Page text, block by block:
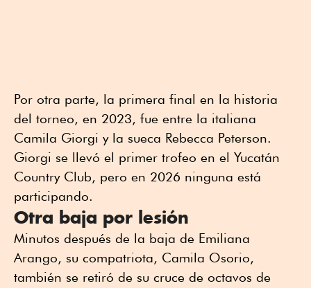
Por otra parte, la primera final en la historia
del torneo, en 2023, fue entre la italiana
Camila Giorgi y la sueca Rebecca Peterson.
Giorgi se llevó el primer trofeo en el Yucatán
Country Club, pero en 2026 ninguna está
participando.
Otra baja por lesión
Minutos después de la baja de Emiliana
Arango, su compatriota, Camila Osorio,
también se retiró de su cruce de octavos de